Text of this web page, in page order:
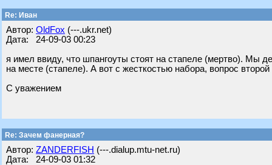
Re: Иван
Автор: OldFox (---.ukr.net)
Дата: 24-09-03 00:23
я имел ввиду, что шпангоуты стоят на стапеле (мертво). Мы
на месте (стапеле). А вот с жесткостью набора, вопрос
С уважением
Re: Зачем фанерная?
Автор: ZANDERFISH (---.dialup.mtu-net.ru)
Дата: 24-09-03 01:32